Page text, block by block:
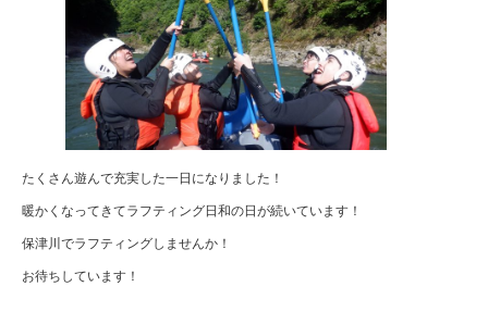
たくさん遊んで充実した一日になりました！
暖かくなってきてラフティング日和の日が続いています！
保津川でラフティングしませんか！
お待ちしています！